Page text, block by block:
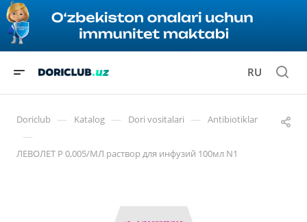
RU
Doriclub — Katalog — Dori vositalari — Antibiotiklar
—
ЛЕВОЛЕТ Р 0,005/МЛ раствор для инфузий 100мл N1